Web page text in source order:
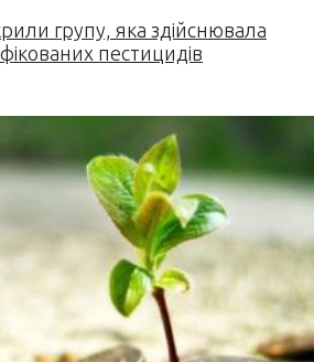
групу, яка здійснювала
пестицидів